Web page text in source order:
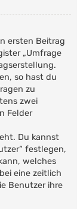
ersten Beitrag
„Umfrage
so hast du
zu
zwei
Felder
Du kannst
festlegen,
welches
eine zeitlich
Benutzer ihre